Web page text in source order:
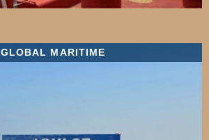
GLOBAL MARITIME